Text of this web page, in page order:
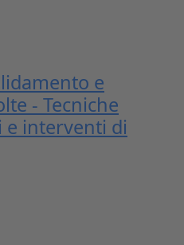
e
- Tecniche
e interventi di